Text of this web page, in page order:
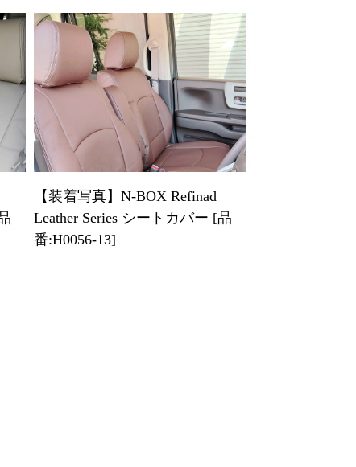
【装着写真】N-BOX Refinad
Leather Series シートカバー [品
番:H0056-13]